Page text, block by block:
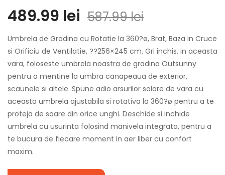
587.99lei
489.99 lei
Umbrela de Gradina cu Rotatie la 360?ø, Brat, Baza in Cruce
si Orificiu de Ventilatie, ??256×245 cm, Gri inchis. in aceasta
vara, foloseste umbrela noastra de gradina Outsunny
pentru a mentine la umbra canapeaua de exterior,
scaunele si altele. Spune adio arsurilor solare de vara cu
aceasta umbrela ajustabila si rotativa la 360?ø pentru a te
proteja de soare din orice unghi. Deschide si inchide
umbrela cu usurinta folosind manivela integrata, pentru a
te bucura de fiecare moment in aer liber cu confort
maxim.